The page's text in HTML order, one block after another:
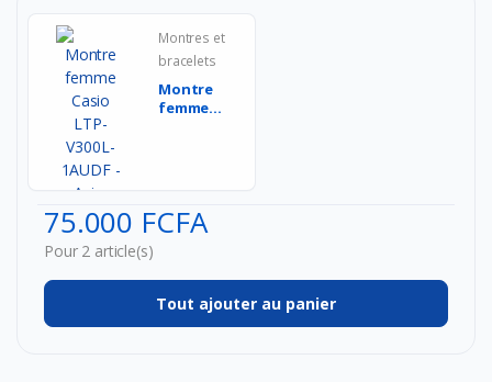
Montres et
bracelets
Montre
femme
75.000 FCFA
Pour 2 article(s)
Tout ajouter au panier